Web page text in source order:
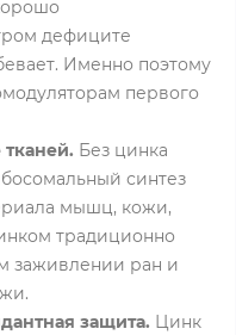
дефиците
Именно поэтому
первого
Без цинка
синтез
мышц, кожи,
традиционно
заживлении ран и
защита. Цинк